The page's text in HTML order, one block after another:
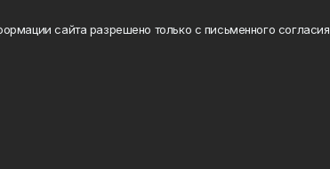
сайта разрешено только с письменного согласия